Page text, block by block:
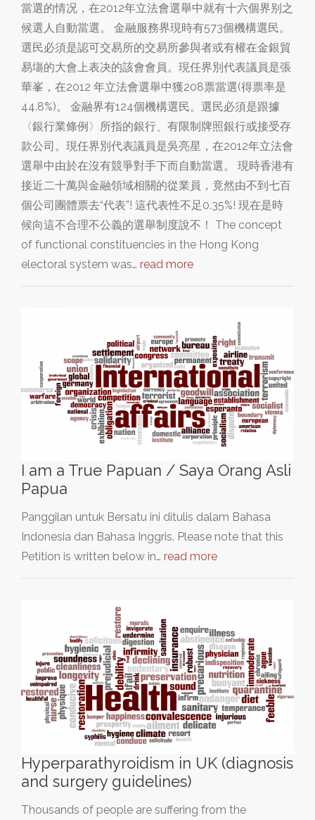
當選的情况，在2012年立法會選舉中就有十六個界别之
候選人自動當選。 金融服務界現時有573個機構選民。
選民必須是認可交易所的交易所參與者或有權在金銀貿
易塲的大會上表决的該會會員。現任界別代表議員是張
華峯，在2012 年立法會選舉中獲208票當選(得票率是
44.8%)。 金融界有124個機構選民。選民必須是跟據
〈銀行業條例〉所指的銀行、有限制牌照銀行或接受存
款公司。現任界別代表議員是吳亮星，在2012年立法會
選舉中由於在沒有競爭對手下而自動當選。 現時香港有
接近二十萬與金融領域相關的從業員，竟然由不到七百
個公司團體票去“代表”! 這代表性不足0.35%! 現在是時
候向這不合理不公義的選舉制度說不！ The concept
of functional constituencies in the Hong Kong
electoral system was… read more
I am a True Papuan / Saya Orang Asli
Papua
Panggilan untuk Bersatu ini ditulis dalam Bahasa
Indonesia dan Bahasa Inggris. Please note that this
Petition is written below in… read more
Hyperparathyroidism in UK (diagnosis
and surgery guidelines)
Thousands of people are suffering from the